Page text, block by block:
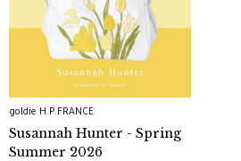
goldie H.P.FRANCE
Susannah Hunter - Spring
Summer 2026